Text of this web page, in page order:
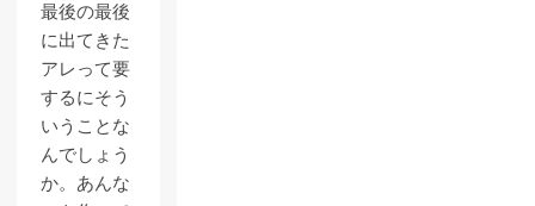
最後の最後
に出てきた
アレって要
するにそう
いうことな
んでしょう
か。あんな